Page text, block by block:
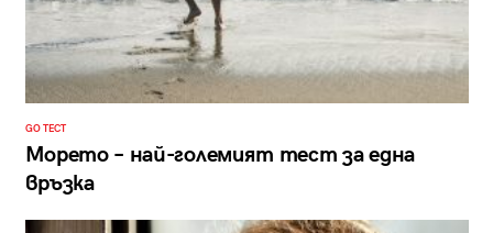
GO ТЕСТ
Морето – най-големият тест за една
връзка